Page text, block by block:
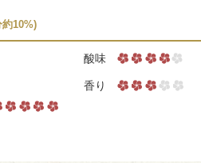
約10%)
酸味
香り